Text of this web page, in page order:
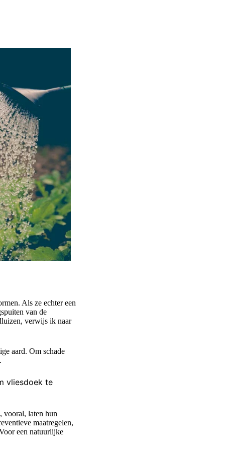
Als ze echter een
van de
verwijs ik naar
aard. Om schade
vliesdoek te
vooral, laten hun
maatregelen,
een natuurlijke